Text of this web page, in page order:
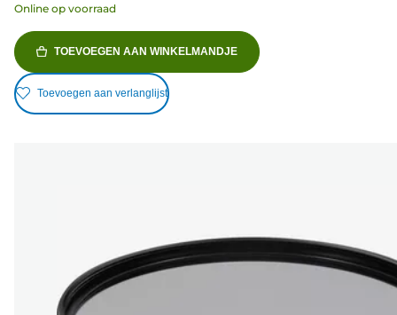
Online op voorraad
TOEVOEGEN AAN WINKELMANDJE
Toevoegen aan verlanglijst